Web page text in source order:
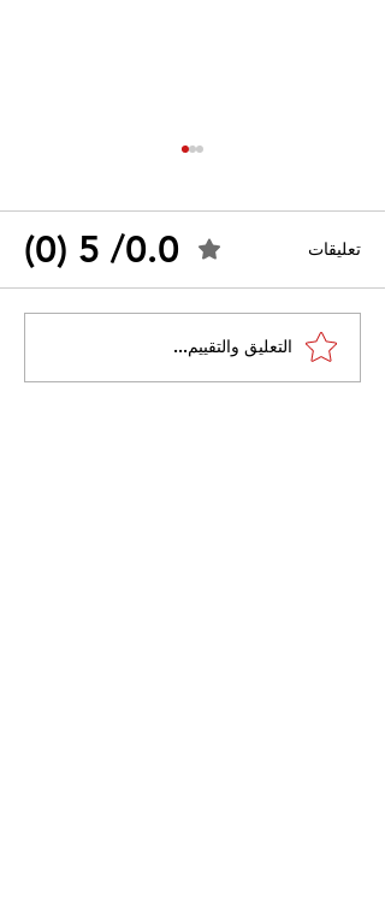
القضاء الإداري يقضي بحل
نقابة "كنابست"
تعليقات 0.0/ 5 (0)
التعليق والتقييم...